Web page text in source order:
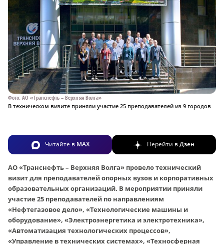
Фото: АО «Транснефть – Верхняя Волга»
В техническом визите приняли участие 25 преподавателей из 9 городов
Читайте в MAX Перейти вДзен
АО «Транснефть – Верхняя Волга» провело технический
визит для преподавателей опорных вузов и корпоративных
образовательных организаций. В мероприятии приняли
участие 25 преподавателей по направлениям
«Нефтегазовое дело», «Технологические машины и
оборудование», «Электроэнергетика и электротехника»,
«Автоматизация технологических процессов»,
«Управление в технических системах», «Техносферная